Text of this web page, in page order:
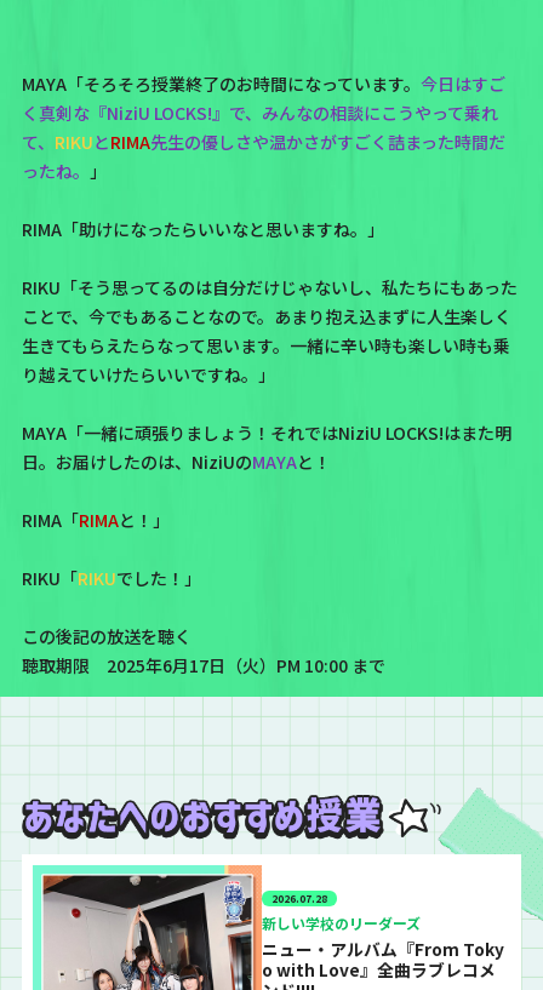
MAYA「そろそろ授業終了のお時間になっています。 今日はすご
く真剣な『NiziU LOCKS!』で、みんなの相談にこうやって乗れ
て、 RIKUとRIMA先生の優しさや温かさがすごく詰まった時間だ
ったね。 」
RIMA「助けになったらいいなと思いますね。」
RIKU「そう思ってるのは自分だけじゃないし、私たちにもあった
ことで、今でもあることなので。あまり抱え込まずに人生楽しく
生きてもらえたらなって思います。一緒に辛い時も楽しい時も乗
り越えていけたらいいですね。」
MAYA「一緒に頑張りましょう！それではNiziU LOCKS!はまた明
日。お届けしたのは、NiziUのMAYAと！
RIMA「RIMAと！」
RIKU「RIKUでした！」
この後記の放送を聴く
聴取期限 2025年6月17日（火）PM 10:00 まで
2026.07.28
新しい学校のリーダーズ
ニュー・アルバム『From Toky
o with Love』全曲ラブレコメ